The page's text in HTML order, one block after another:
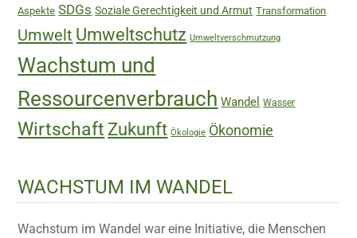
Aspekte SDGs Soziale Gerechtigkeit und Armut Transformation
Umwelt Umweltschutz Umweltverschmutzung
Wachstum und
Ressourcenverbrauch Wandel Wasser
Wirtschaft Zukunft Ökologie Ökonomie
WACHSTUM IM WANDEL
Wachstum im Wandel war eine Initiative, die Menschen